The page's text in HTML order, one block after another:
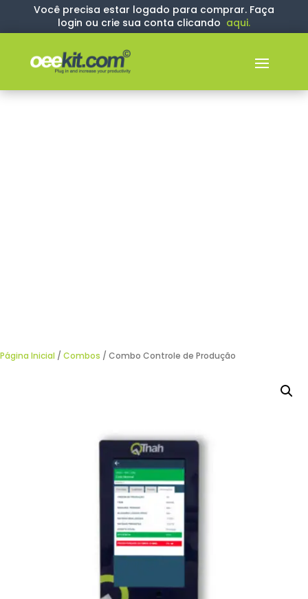
Você precisa estar logado para comprar. Faça
login ou crie sua conta clicando aqui.
Página Inicial / Combos / Combo Controle de Produção